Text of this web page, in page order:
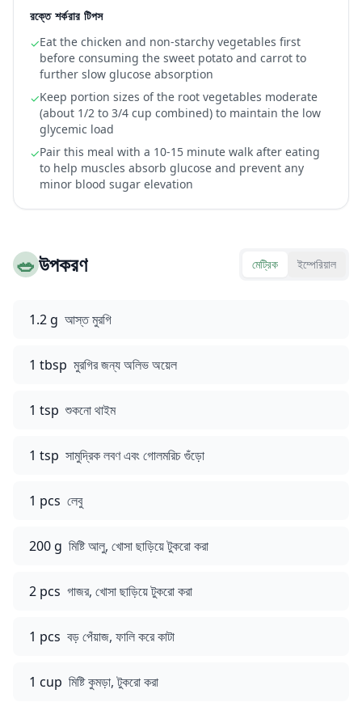
রক্তে শর্করার টিপস
✓Eat the chicken and non-starchy vegetables first
before consuming the sweet potato and carrot to
further slow glucose absorption
✓Keep portion sizes of the root vegetables moderate
(about 1/2 to 3/4 cup combined) to maintain the low
glycemic load
✓Pair this meal with a 10-15 minute walk after eating
to help muscles absorb glucose and prevent any
minor blood sugar elevation
🥗উপকরণ মেট্রিক ইম্পেরিয়াল
1.2 g আস্ত মুরগি
1 tbsp মুরগির জন্য অলিভ অয়েল
1 tsp শুকনো থাইম
1 tsp সামুদ্রিক লবণ এবং গোলমরিচ গুঁড়ো
1 pcs লেবু
200 g মিষ্টি আলু, খোসা ছাড়িয়ে টুকরো করা
2 pcs গাজর, খোসা ছাড়িয়ে টুকরো করা
1 pcs বড় পেঁয়াজ, ফালি করে কাটা
1 cup মিষ্টি কুমড়া, টুকরো করা